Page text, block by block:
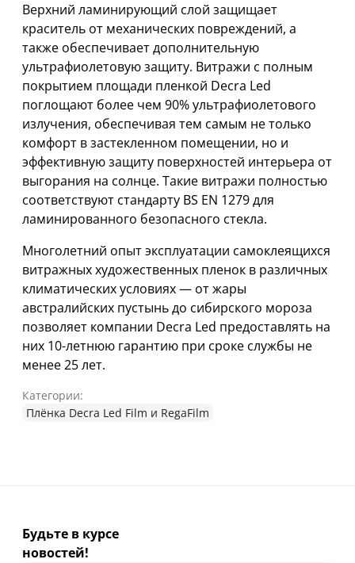
Верхний ламинирующий слой защищает
краситель от механических повреждений, а
также обеспечивает дополнительную
ультрафиолетовую защиту. Витражи с полным
покрытием площади пленкой Decra Led
поглощают более чем 90% ультрафиолетового
излучения, обеспечивая тем самым не только
комфорт в застекленном помещении, но и
эффективную защиту поверхностей интерьера от
выгорания на солнце. Такие витражи полностью
соответствуют стандарту BS EN 1279 для
ламинированного безопасного стекла.
Многолетний опыт эксплуатации самоклеящихся
витражных художественных пленок в различных
климатических условиях — от жары
австралийских пустынь до сибирского мороза
позволяет компании Decra Led предоставлять на
них 10-летнюю гарантию при сроке службы не
менее 25 лет.
Категории:
Плёнка Decra Led Film и RegaFilm
Будьте в курсе
новостей!